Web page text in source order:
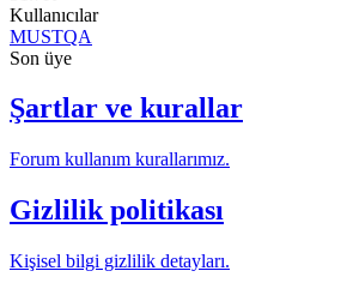
Kullanıcılar
MUSTQA
Son üye
Şartlar ve kurallar
Forum kullanım kurallarımız.
Gizlilik politikası
Kişisel bilgi gizlilik detayları.